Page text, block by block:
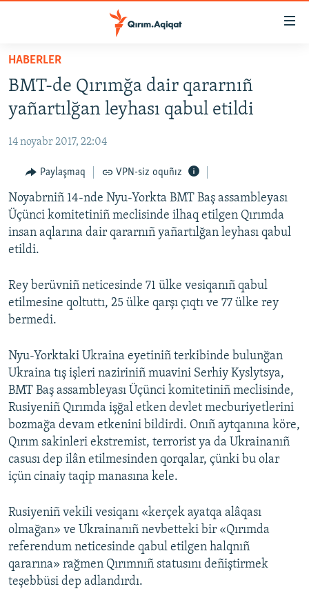
Esas
qaytmaq
Baş
navigatsiyağa
qaytmaq
qaytmaq
HABERLER
İQTİSADİYAT
CEMİYET
MEDENİYET
İNSAN AQLARI
VİDEO
SÜRET
FİKİR
Українською
QOŞULIÑIZ!
RFE/RS bütün saytları
HABERLER
BMT-de Qırımğa dair qararnıñ
yañartılğan leyhası qabul etildi
14 noyabr 2017, 22:04
Paylaşmaq VPN-siz oquñız
Noyabrniñ 14-nde Nyu-Yorkta BMT Baş assambleyası
Üçünci komitetiniñ meclisinde ilhaq etilgen Qırımda
insan aqlarına dair qararnıñ yañartılğan leyhası qabul
etildi.
Rey berüvniñ neticesinde 71 ülke vesiqanıñ qabul
etilmesine qoltuttı, 25 ülke qarşı çıqtı ve 77 ülke rey
bermedi.
Nyu-Yorktaki Ukraina eyetiniñ terkibinde bulunğan
Ukraina tış işleri naziriniñ muavini Serhiy Kyslytsya,
BMT Baş assambleyası Üçünci komitetiniñ meclisinde,
Rusiyeniñ Qırımda işğal etken devlet mecburiyetlerini
bozmağa devam etkenini bildirdi. Onıñ aytqanına köre,
Qırım sakinleri ekstremist, terrorist ya da Ukrainanıñ
casusı dep ilân etilmesinden qorqalar, çünki bu olar
içün cinaiy taqip manasına kele.
Rusiyeniñ vekili vesiqanı «kerçek ayatqa alâqası
olmağan» ve Ukrainanıñ nevbetteki bir «Qırımda
referendum neticesinde qabul etilgen halqnıñ
qararına» rağmen Qırımnıñ statusını deñiştirmek
teşebbüsi dep adlandırdı.